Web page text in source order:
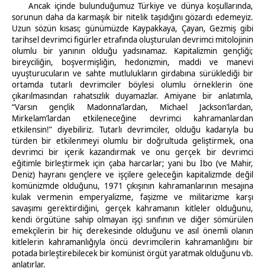
Ancak içinde bulunduğumuz Türkiye ve dünya koşullarında,
sorunun daha da karmaşık bir nitelik taşıdığını gözardı edemeyiz.
Uzun sözün kısası; günümüzde Kaypakkaya, Çayan, Gezmiş gibi
tarihsel devrimci figürler etrafında oluşturulan devrimci mitolojinin
olumlu bir yanının olduğu yadsınamaz. Kapitalizmin gençliği;
bireyciliğin, boşvermişliğin, hedonizmin, maddi ve manevi
uyuşturucuların ve sahte mutlulukların girdabına sürüklediği bir
ortamda tutarlı devrimciler böylesi olumlu örneklerin öne
çıkarılmasından rahatsızlık duyamazlar. Amiyane bir anlatımla,
“Varsın gençlik Madonna’lardan, Michael Jackson’lardan,
Mirkelam’lardan etkileneceğine devrimci kahramanlardan
etkilensin!” diyebiliriz. Tutarlı devrimciler, olduğu kadarıyla bu
türden bir etkilenmeyi olumlu bir doğrultuda geliştirmek, ona
devrimci bir içerik kazandırmak ve onu gerçek bir devrimci
eğitimle birleştirmek için çaba harcarlar; yani bu İbo (ve Mahir,
Deniz) hayranı gençlere ve işçilere geleceğin kapitalizmde değil
komünizmde olduğunu, 1971 çıkışının kahramanlarının mesajına
kulak vermenin emperyalizme, faşizme ve militarizme karşı
savaşımı gerektirdiğini, gerçek kahramanın kitleler olduğunu,
kendi örgütüne sahip olmayan işçi sınıfının ve diğer sömürülen
emekçilerin bir hiç derekesinde olduğunu ve asıl önemli olanın
kitlelerin kahramanlığıyla öncü devrimcilerin kahramanlığını bir
potada birleştirebilecek bir komünist örgüt yaratmak olduğunu vb.
anlatırlar.